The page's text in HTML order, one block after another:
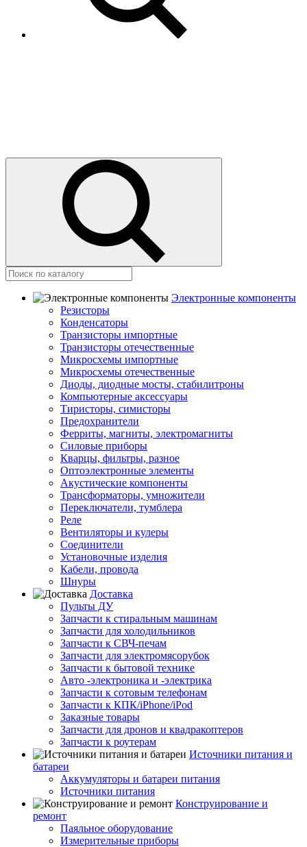
Электронные компоненты
Резисторы
Конденсаторы
Транзисторы импортные
Транзисторы отечественные
Микросхемы импортные
Микросхемы отечественные
Диоды, диодные мосты, стабилитроны
Компьютерные аксессуары
Тиристоры, симисторы
Предохранители
Ферриты, магниты, электромагниты
Силовые приборы
Кварцы, фильтры, разное
Оптоэлектронные элементы
Акустические компоненты
Трансформаторы, умножители
Переключатели, тумблера
Реле
Вентиляторы и кулеры
Соединители
Установочные изделия
Кабели, провода
Шнуры
Доставка
Пульты ДУ
Запчасти к стиральным машинам
Запчасти для холодильников
Запчасти к СВЧ-печам
Запчасти для электромясорубок
Запчасти к бытовой технике
Авто -электроника и -электрика
Запчасти к сотовым телефонам
Запчасти к КПК/iPhone/iPod
Заказные товары
Запчасти для дронов и квадракоптеров
Запчасти к роутерам
Источники питания и
батареи
Аккумуляторы и батареи питания
Источники питания
Конструирование и
ремонт
Паяльное оборудование
Измерительные приборы